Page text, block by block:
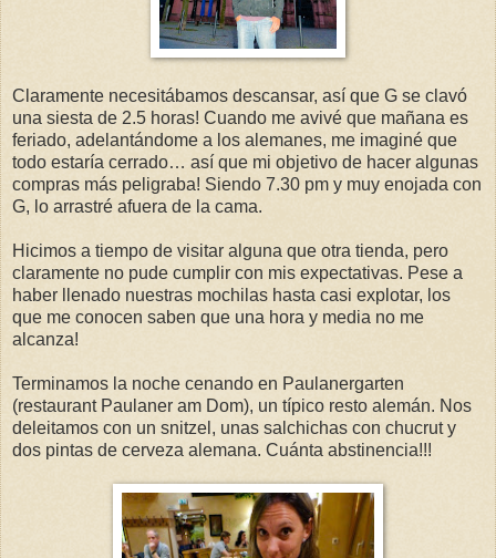
Claramente necesitábamos descansar, así que G se clavó
una siesta de 2.5 horas! Cuando me avivé que mañana es
feriado, adelantándome a los alemanes, me imaginé que
todo estaría cerrado… así que mi objetivo de hacer algunas
compras más peligraba! Siendo 7.30 pm y muy enojada con
G, lo arrastré afuera de la cama.
Hicimos a tiempo de visitar alguna que otra tienda, pero
claramente no pude cumplir con mis expectativas. Pese a
haber llenado nuestras mochilas hasta casi explotar, los
que me conocen saben que una hora y media no me
alcanza!
Terminamos la noche cenando en Paulanergarten
(restaurant Paulaner am Dom), un típico resto alemán. Nos
deleitamos con un snitzel, unas salchichas con chucrut y
dos pintas de cerveza alemana. Cuánta abstinencia!!!